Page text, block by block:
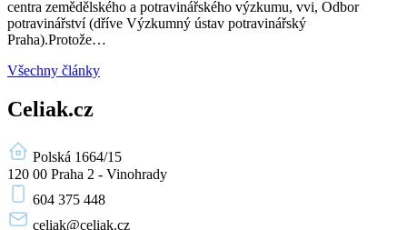
centra zemědělského a potravinářského výzkumu, vvi, Odbor
potravinářství (dříve Výzkumný ústav potravinářský
Praha).Protože…
Všechny články
Celiak.cz
Polská 1664/15
120 00 Praha 2 - Vinohrady
604 375 448
celiak@celiak.cz